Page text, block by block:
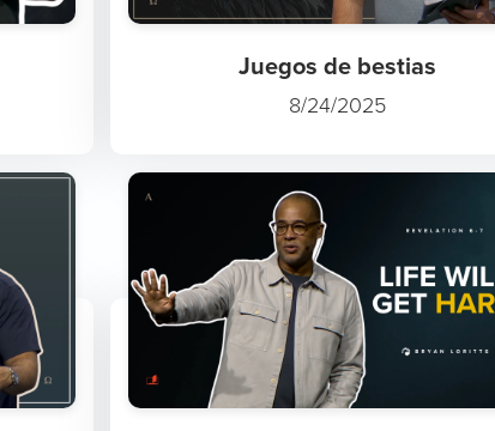
Juegos de bestias
8/24/2025